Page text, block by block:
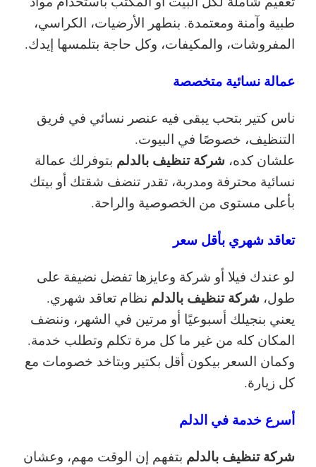
طبية وآمنة ومعتمدة. بنطهر الأرضيات، الكراسي،
المفروشات، والمكيفات، وكل حاجة بتلمسها إيدك.
عمالة نسائية متخصصة
ناس كتير بتحب يبقى فيه عنصر نسائي في فريق
التنظيف، خصوصًا في البيوت.
علشان كده، شركة تنظيف بالدلم بتوفرلك عمالة
نسائية محترفة ومدربة، تقدر تنضف شقتك أو بيتك
بأعلى مستوى من الخصوصية والراحة.
تعاقد شهري بأقل سعر
لو عندك فيلا أو شركة وعايزها تفضل نضيفة على
طول، شركة تنظيف بالدلم نظام تعاقد شهري.
يعني بنجيلك أسبوعيًا أو مرتين في الشهر، وننضف
المكان كله من غير ما كل مرة تكلم وتطلب خدمة.
وكمان السعر بيكون أقل بكتير وبتاخد خصومات مع
كل زيارة.
أسرع خدمة في الدلم
شركة تنظيف بالدلم بتفهم إن الوقت مهم، وعشان